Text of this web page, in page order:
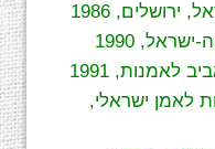
1986
1990
לאמנות, 1991
לאמן ישראלי,